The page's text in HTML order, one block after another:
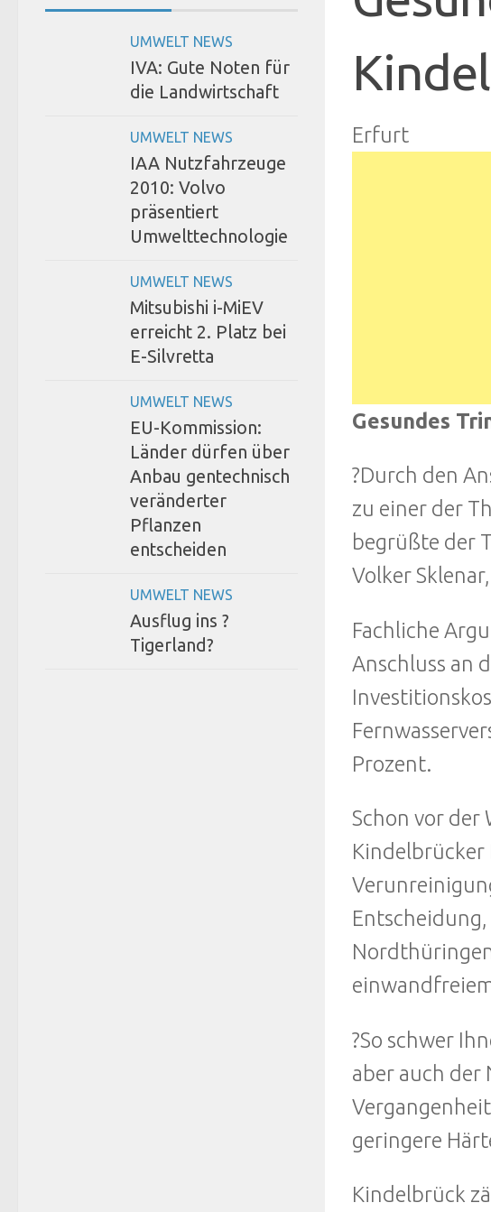
Erfurt
Gesundes
?Durch den
zu einer der
begrüßte der
Volker
Fachliche
Anschluss an
Prozent.
Schon vor der
Kindelbrücker
?So schwer
aber auch
geringere
Kindelbrück
UMWELT NEWS
IVA: Gute Noten für
die Landwirtschaft
UMWELT NEWS
IAA Nutzfahrzeuge
2010: Volvo
präsentiert
Umwelttechnologie
UMWELT NEWS
Mitsubishi i-MiEV
erreicht 2. Platz bei
E-Silvretta
UMWELT NEWS
EU-Kommission:
Länder dürfen über
Anbau gentechnisch
veränderter
Pflanzen
entscheiden
UMWELT NEWS
Ausflug ins ?
Tigerland?